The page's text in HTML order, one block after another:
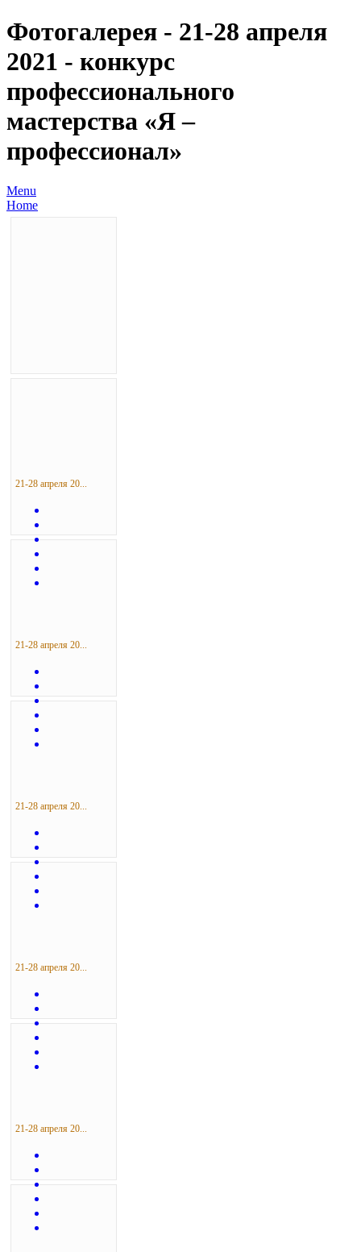
Фотогалерея - 21-28 апреля
2021 - конкурс
профессионального
мастерства «Я –
профессионал»
Menu
Home
21-28 апреля 20...
21-28 апреля 20...
21-28 апреля 20...
21-28 апреля 20...
21-28 апреля 20...